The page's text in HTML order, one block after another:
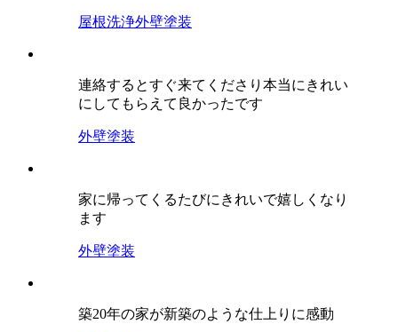
屋根洗浄外壁塗装
連絡するとすぐ来てくださり本当にきれい
にしてもらえて良かったです
外壁塗装
家に帰ってくるたびにきれいで嬉しくなり
ます
外壁塗装
築20年の家が新築のような仕上りに感動